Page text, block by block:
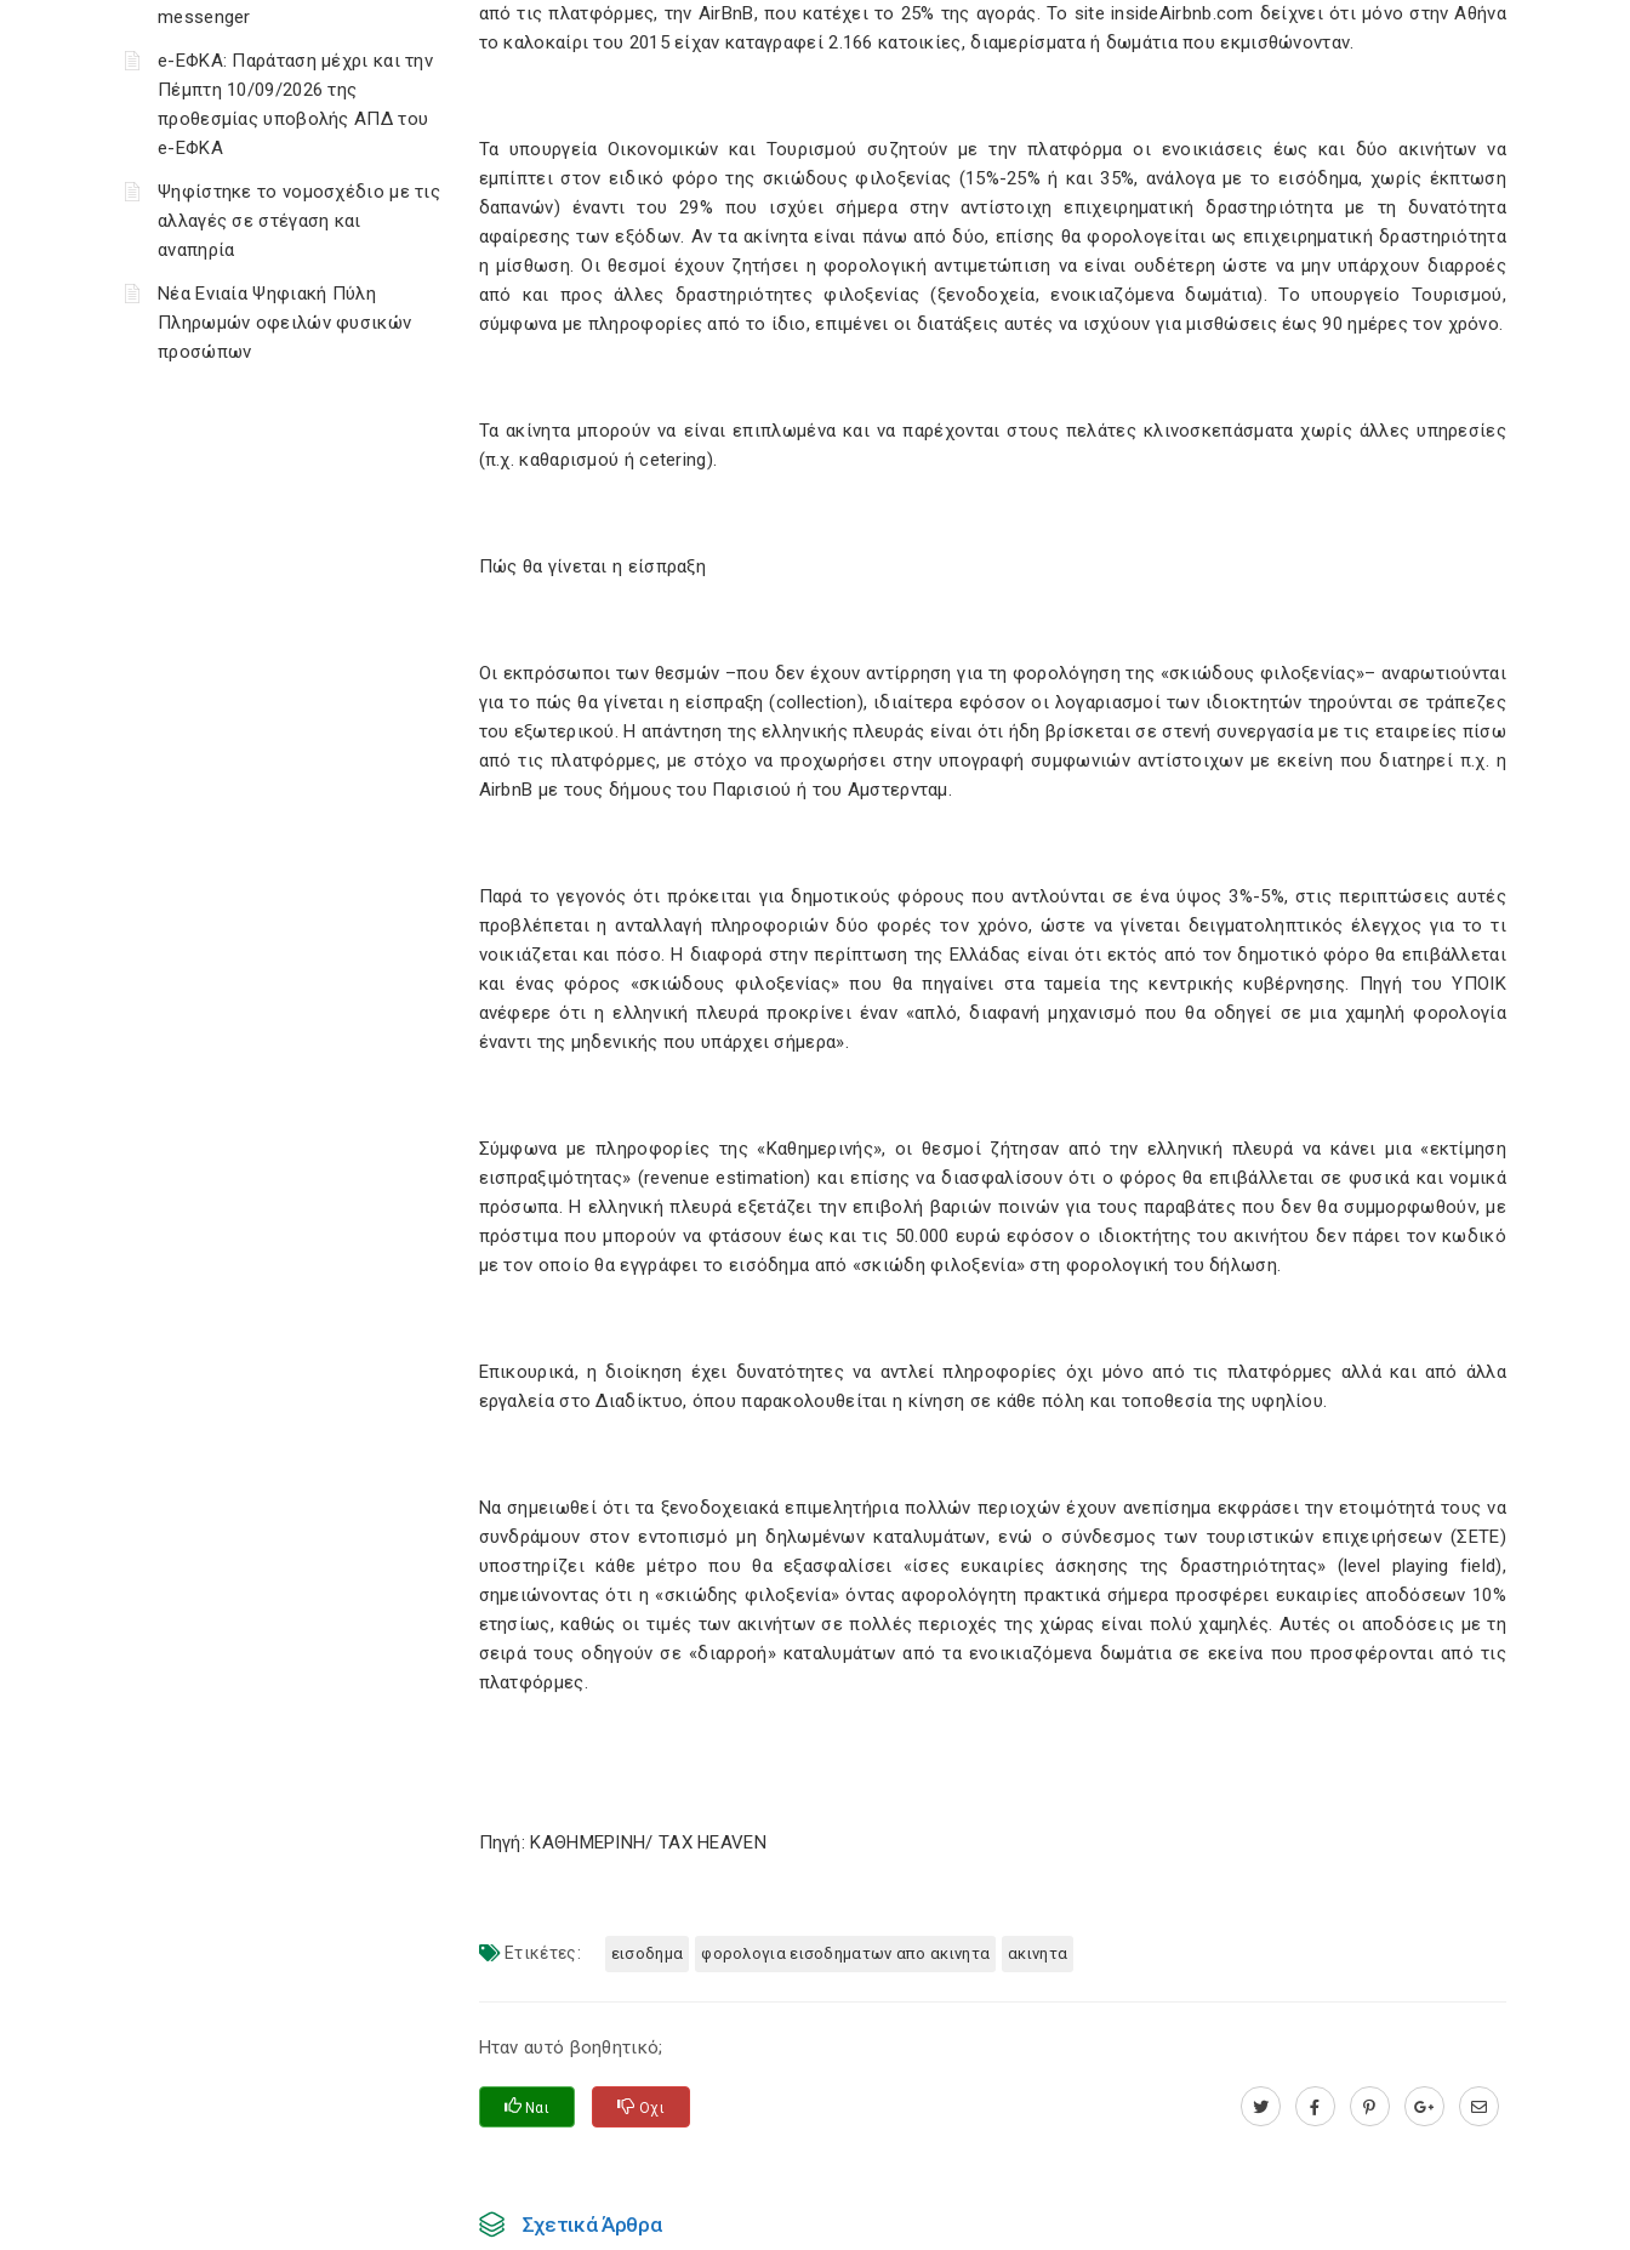
messenger
e-ΕΦΚΑ: Παράταση μέχρι και την
Πέμπτη 10/09/2026 της
προθεσμίας υποβολής ΑΠΔ του
e-ΕΦΚΑ
Ψηφίστηκε το νομοσχέδιο με τις
αλλαγές σε στέγαση και
αναπηρία
Νέα Ενιαία Ψηφιακή Πύλη
Πληρωμών οφειλών φυσικών
προσώπων
από τις πλατφόρμες, την AirBnB, που κατέχει το 25% της αγοράς. Το site insideAirbnb.com δείχνει ότι μόνο στην Αθήνα
το καλοκαίρι του 2015 είχαν καταγραφεί 2.166 κατοικίες, διαμερίσματα ή δωμάτια που εκμισθώνονταν.
Τα υπουργεία Οικονομικών και Τουρισμού συζητούν με την πλατφόρμα οι ενοικιάσεις έως και δύο ακινήτων να
εμπίπτει στον ειδικό φόρο της σκιώδους φιλοξενίας (15%-25% ή και 35%, ανάλογα με το εισόδημα, χωρίς έκπτωση
δαπανών) έναντι του 29% που ισχύει σήμερα στην αντίστοιχη επιχειρηματική δραστηριότητα με τη δυνατότητα
αφαίρεσης των εξόδων. Αν τα ακίνητα είναι πάνω από δύο, επίσης θα φορολογείται ως επιχειρηματική δραστηριότητα
η μίσθωση. Οι θεσμοί έχουν ζητήσει η φορολογική αντιμετώπιση να είναι ουδέτερη ώστε να μην υπάρχουν διαρροές
από και προς άλλες δραστηριότητες φιλοξενίας (ξενοδοχεία, ενοικιαζόμενα δωμάτια). Το υπουργείο Τουρισμού,
σύμφωνα με πληροφορίες από το ίδιο, επιμένει οι διατάξεις αυτές να ισχύουν για μισθώσεις έως 90 ημέρες τον χρόνο.
Τα ακίνητα μπορούν να είναι επιπλωμένα και να παρέχονται στους πελάτες κλινοσκεπάσματα χωρίς άλλες υπηρεσίες
(π.χ. καθαρισμού ή cetering).
Πώς θα γίνεται η είσπραξη
Οι εκπρόσωποι των θεσμών –που δεν έχουν αντίρρηση για τη φορολόγηση της «σκιώδους φιλοξενίας»– αναρωτιούνται
για το πώς θα γίνεται η είσπραξη (collection), ιδιαίτερα εφόσον οι λογαριασμοί των ιδιοκτητών τηρούνται σε τράπεζες
του εξωτερικού. Η απάντηση της ελληνικής πλευράς είναι ότι ήδη βρίσκεται σε στενή συνεργασία με τις εταιρείες πίσω
από τις πλατφόρμες, με στόχο να προχωρήσει στην υπογραφή συμφωνιών αντίστοιχων με εκείνη που διατηρεί π.χ. η
AirbnB με τους δήμους του Παρισιού ή του Αμστερνταμ.
Παρά το γεγονός ότι πρόκειται για δημοτικούς φόρους που αντλούνται σε ένα ύψος 3%-5%, στις περιπτώσεις αυτές
προβλέπεται η ανταλλαγή πληροφοριών δύο φορές τον χρόνο, ώστε να γίνεται δειγματοληπτικός έλεγχος για το τι
νοικιάζεται και πόσο. Η διαφορά στην περίπτωση της Ελλάδας είναι ότι εκτός από τον δημοτικό φόρο θα επιβάλλεται
και ένας φόρος «σκιώδους φιλοξενίας» που θα πηγαίνει στα ταμεία της κεντρικής κυβέρνησης. Πηγή του ΥΠΟΙΚ
ανέφερε ότι η ελληνική πλευρά προκρίνει έναν «απλό, διαφανή μηχανισμό που θα οδηγεί σε μια χαμηλή φορολογία
έναντι της μηδενικής που υπάρχει σήμερα».
Σύμφωνα με πληροφορίες της «Καθημερινής», οι θεσμοί ζήτησαν από την ελληνική πλευρά να κάνει μια «εκτίμηση
εισπραξιμότητας» (revenue estimation) και επίσης να διασφαλίσουν ότι ο φόρος θα επιβάλλεται σε φυσικά και νομικά
πρόσωπα. Η ελληνική πλευρά εξετάζει την επιβολή βαριών ποινών για τους παραβάτες που δεν θα συμμορφωθούν, με
πρόστιμα που μπορούν να φτάσουν έως και τις 50.000 ευρώ εφόσον ο ιδιοκτήτης του ακινήτου δεν πάρει τον κωδικό
με τον οποίο θα εγγράφει το εισόδημα από «σκιώδη φιλοξενία» στη φορολογική του δήλωση.
Επικουρικά, η διοίκηση έχει δυνατότητες να αντλεί πληροφορίες όχι μόνο από τις πλατφόρμες αλλά και από άλλα
εργαλεία στο Διαδίκτυο, όπου παρακολουθείται η κίνηση σε κάθε πόλη και τοποθεσία της υφηλίου.
Να σημειωθεί ότι τα ξενοδοχειακά επιμελητήρια πολλών περιοχών έχουν ανεπίσημα εκφράσει την ετοιμότητά τους να
συνδράμουν στον εντοπισμό μη δηλωμένων καταλυμάτων, ενώ ο σύνδεσμος των τουριστικών επιχειρήσεων (ΣΕΤΕ)
υποστηρίζει κάθε μέτρο που θα εξασφαλίσει «ίσες ευκαιρίες άσκησης της δραστηριότητας» (level playing field),
σημειώνοντας ότι η «σκιώδης φιλοξενία» όντας αφορολόγητη πρακτικά σήμερα προσφέρει ευκαιρίες αποδόσεων 10%
ετησίως, καθώς οι τιμές των ακινήτων σε πολλές περιοχές της χώρας είναι πολύ χαμηλές. Αυτές οι αποδόσεις με τη
σειρά τους οδηγούν σε «διαρροή» καταλυμάτων από τα ενοικιαζόμενα δωμάτια σε εκείνα που προσφέρονται από τις
πλατφόρμες.
Πηγή: ΚΑΘΗΜΕΡΙΝΗ/ TAX HEAVEN
Ετικέτες: εισοδημα φορολογια εισοδηματων απο ακινητα ακινητα
Ηταν αυτό βοηθητικό;
Ναι Οχι
Σχετικά Άρθρα